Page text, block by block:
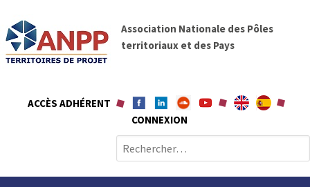
t
A
N
P
P
Association Nationale des Pôles
territoriaux et des Pays
ACCÈS ADHÉRENT
CONNEXION
e
c